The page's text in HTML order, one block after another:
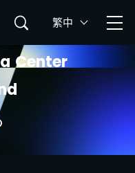
繁中
限公司
a Center
d